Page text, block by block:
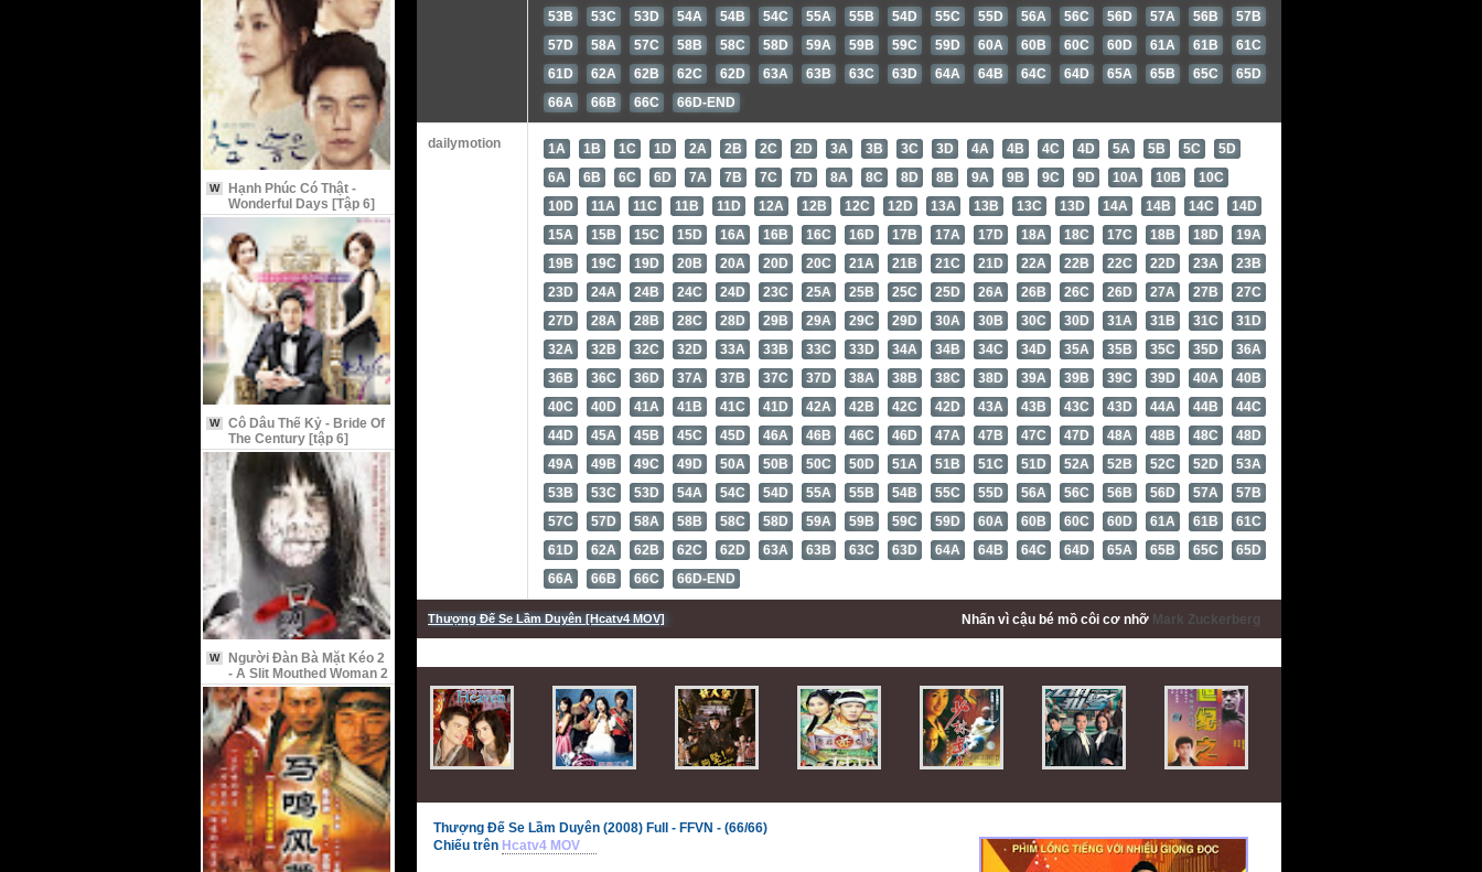
W
Hạnh Phúc Có Thật -
Wonderful Days [Tập 6]
W
Cô Dâu Thế Kỷ - Bride Of
The Century [tập 6]
W
Người Đàn Bà Mặt Kéo 2
- A Slit Mouthed Woman 2
53B
53C 53D 54A 54B 54C 55A 55B 54D 55C 55D 56A 56C 56D 57A 56B
57B
57D
58A 57C 58B 58C 58D 59A 59B 59C 59D 60A 60B 60C 60D 61A 61B
61C
61D
62A 62B 62C 62D 63A 63B 63C 63D 64A 64B 64C 64D 65A 65B 65C
65D
66A
66B 66C 66D-END
dailymotion 1A 1B 1C 1D 2A 2B 2C 2D 3A 3B 3C 3D 4A 4B 4C 4D 5A 5B 5C
5D
6A
6B 6C 6D 7A 7B 7C 7D 8A 8C 8D 8B 9A 9B 9C 9D 10A 10B
10C
10D
11A 11C 11B 11D 12A 12B 12C 12D 13A 13B 13C 13D 14A 14B 14C
14D
15A
15B 15C 15D 16A 16B 16C 16D 17B 17A 17D 18A 18C 17C 18B 18D
19A
19B
19C 19D 20B 20A 20D 20C 21A 21B 21C 21D 22A 22B 22C 22D 23A
23B
23D
24A 24B 24C 24D 23C 25A 25B 25C 25D 26A 26B 26C 26D 27A 27B
27C
27D
28A 28B 28C 28D 29B 29A 29C 29D 30A 30B 30C 30D 31A 31B 31C
31D
32A
32B 32C 32D 33A 33B 33C 33D 34A 34B 34C 34D 35A 35B 35C 35D
36A
36B
36C 36D 37A 37B 37C 37D 38A 38B 38C 38D 39A 39B 39C 39D 40A
40B
40C
40D 41A 41B 41C 41D 42A 42B 42C 42D 43A 43B 43C 43D 44A 44B
44C
44D
45A 45B 45C 45D 46A 46B 46C 46D 47A 47B 47C 47D 48A 48B 48C
48D
49A
49B 49C 49D 50A 50B 50C 50D 51A 51B 51C 51D 52A 52B 52C 52D
53A
53B
53C 53D 54A 54C 54D 55A 55B 54B 55C 55D 56A 56C 56B 56D 57A
57B
57C
57D 58A 58B 58C 58D 59A 59B 59C 59D 60A 60B 60C 60D 61A 61B
61C
61D
62A 62B 62C 62D 63A 63B 63C 63D 64A 64B 64C 64D 65A 65B 65C
65D
66A
66B 66C 66D-END
Thượng Đế Se Lầm Duyên [Hcatv4 MOV] Nhấn vì cậu bé mồ côi cơ nhỡ Mark Zuckerberg
Thượng Đế Se Lầm Duyên (2008) Full - FFVN - (66/66)
Chiếu trên Hcatv4 MOV